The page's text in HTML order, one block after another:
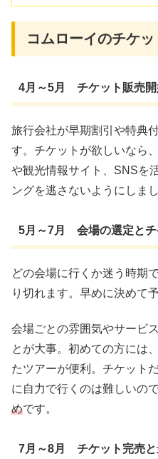
コムローイのチケ
4月～5月 チケット販売開
旅行会社が早期割引や特典
す。チケットが欲しいなら
や観光情報サイト、SNSを
ングを逃さないようにしまし
5月～7月 会場の選定とチ
どの会場に行くか迷う時期
り切れます。早めに決めて
会場ごとの雰囲気やサービ
とが大事。初めての方には
たツアーが便利。チケット
に自力で行くのは難しいので
めです。
7月～8月 チケット完売と